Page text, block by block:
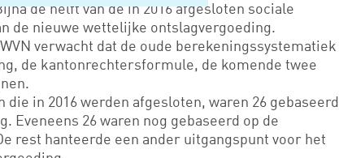
de helft van de in 2016 afgesloten sociale
de nieuwe wettelijke ontslagvergoeding.
verwacht dat de oude berekeningssystematiek
de kantonrechtersformule, de komende twee
die in 2016 werden afgesloten, waren 26 gebaseerd
Eveneens 26 waren nog gebaseerd op de
rest hanteerde een ander uitgangspunt voor het